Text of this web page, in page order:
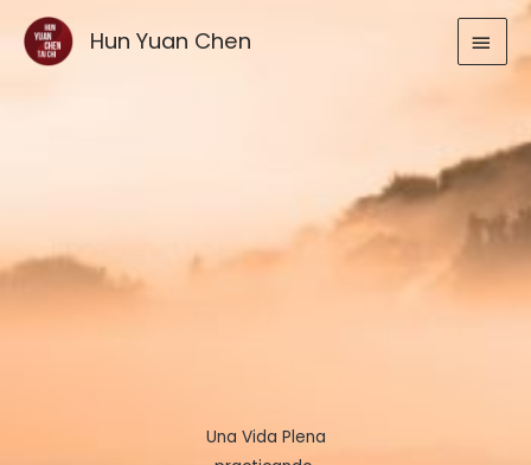
contenido
Hun Yuan Chen
Una Vida Plena